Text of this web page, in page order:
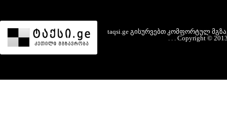
taqsi.ge გისურვებთ კომფორტულ
. . . Copyright ©